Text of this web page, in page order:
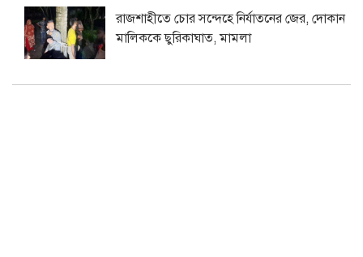
রাজশাহীতে চোর সন্দেহে নির্যাতনের জের, দোকান
মালিককে ছুরিকাঘাত, মামলা